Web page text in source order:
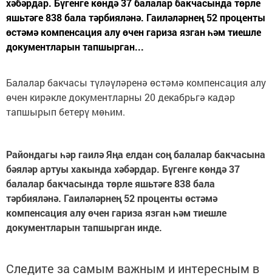
хәбәрдар. Бүгенге көндә 37 балалар бакчасында төрле
яшьтәге 838 бала тәрбияләнә. Гаиләләрнең 52 проценты
өстәмә компенсация алу өчен гариза язган һәм тиешле
документларын тапшырган...
Балалар бакчасы түләүләренә өстәмә компенсация алу
өчен кирәкле документларны 20 декабрьгә кадәр
тапшырып бетерү мөһим.
Райондагы һәр гаилә Яңа елдан соң балалар бакчасына
бәяләр артуы хакында хәбәрдар. Бүгенге көндә 37
балалар бакчасында төрле яшьтәге 838 бала
тәрбияләнә. Гаиләләрнең 52 проценты өстәмә
компенсация алу өчен гариза язган һәм тиешле
документларын тапшырган инде.
Следите за самым важным и интересным в